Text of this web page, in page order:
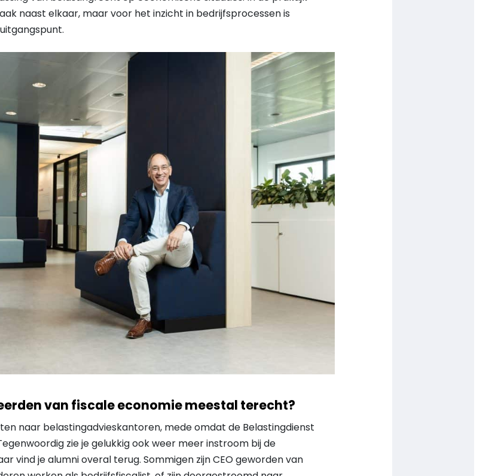
naast elkaar, maar voor het inzicht in bedrijfsprocessen is
van fiscale economie meestal terecht?
naar belastingadvieskantoren, mede omdat de Belastingdienst
zie je gelukkig ook weer meer instroom bij de
vind je alumni overal terug. Sommigen zijn CEO geworden van